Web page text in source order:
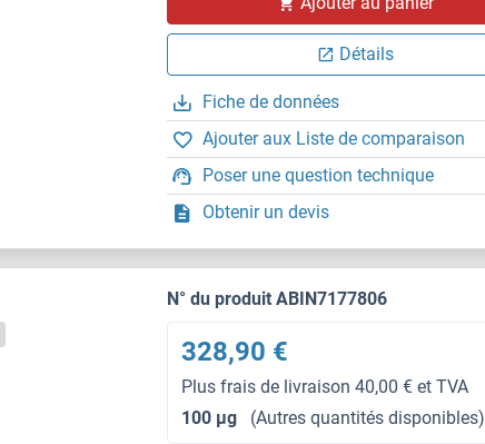
Détails
Fiche de données
Ajouter aux Liste de comparaison
Poser une question technique
Obtenir un devis
N° du produit ABIN7177806
328,90 €
Plus frais de livraison 40,00 € et TVA
100 μg
(Autres quantités disponibles)